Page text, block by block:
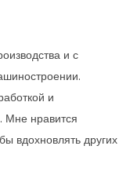
и с
и
Мне нравится
вдохновлять других